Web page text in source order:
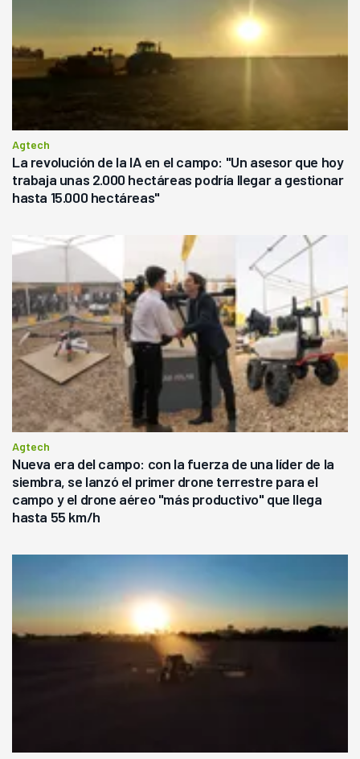
Agtech
La revolución de la IA en el campo: "Un asesor que hoy
trabaja unas 2.000 hectáreas podría llegar a gestionar
hasta 15.000 hectáreas"
Agtech
Nueva era del campo: con la fuerza de una líder de la
siembra, se lanzó el primer drone terrestre para el
campo y el drone aéreo "más productivo" que llega
hasta 55 km/h